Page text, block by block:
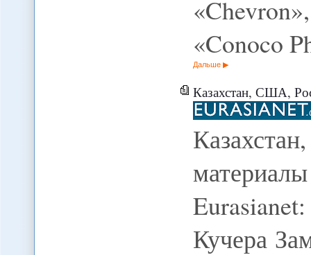
«Conoco
Дальше
Казахстан, США,
Кучера